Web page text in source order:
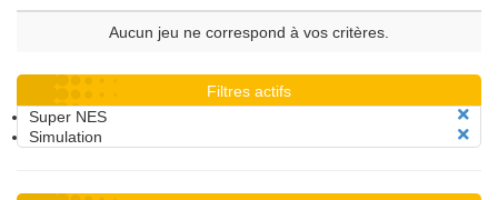
Aucun jeu ne correspond à vos critères.
Filtres actifs
Super NES
Simulation